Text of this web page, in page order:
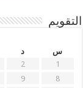
التقويم
س
د
1
2
8
9